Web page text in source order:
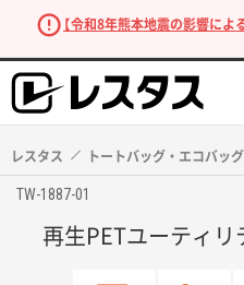
【令和8年熊本地震の影響によ
レスタス トートバッグ・エコバッグ
TW-1887-01
再生PETユーティリ